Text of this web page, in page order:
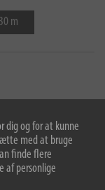
dig og for at kunne
med at bruge
finde flere
af personlige
30 m